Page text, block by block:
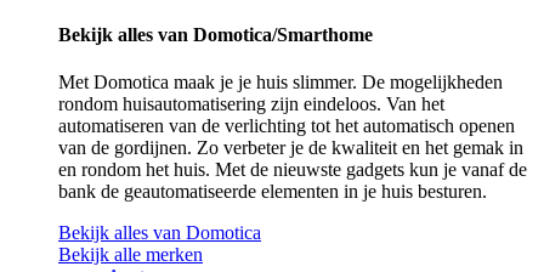
Bekijk alles van Domotica/Smarthome
Met Domotica maak je je huis slimmer. De mogelijkheden
rondom huisautomatisering zijn eindeloos. Van het
automatiseren van de verlichting tot het automatisch openen
van de gordijnen. Zo verbeter je de kwaliteit en het gemak in
en rondom het huis. Met de nieuwste gadgets kun je vanaf de
bank de geautomatiseerde elementen in je huis besturen.
Bekijk alles van Domotica
Bekijk alle merken